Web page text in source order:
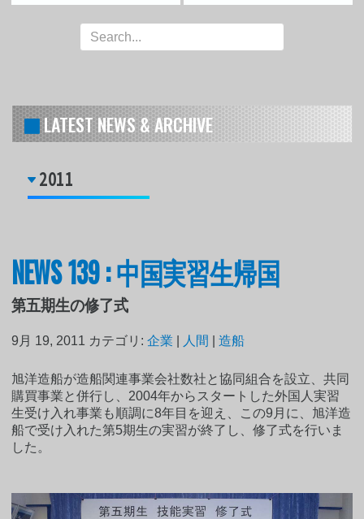
LATEST NEWS & ARCHIVE
2011
NEWS 139 : 中国実習生帰国
第五期生の修了式
9月 19, 2011 カテゴリ:企業 人間 |造船
旭洋造船が造船関連事業会社数社と協同組合を設立、共同
購買事業と併行し、2004年からスタートした外国人実習
生受け入れ事業も順調に8年目を迎え、この9月に、旭洋造
船で受け入れた第5期生の実習が終了し、修了式を行いま
した。